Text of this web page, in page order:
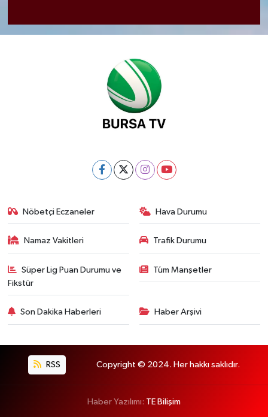
Nöbetçi Eczaneler Hava Durumu
Namaz Vakitleri Trafik Durumu
Süper Lig Puan Durumu ve
Fikstür
Tüm Manşetler
Son Dakika Haberleri Haber Arşivi
RSS Copyright © 2024. Her hakkı saklıdır.
Haber Yazılımı: TE Bilişim